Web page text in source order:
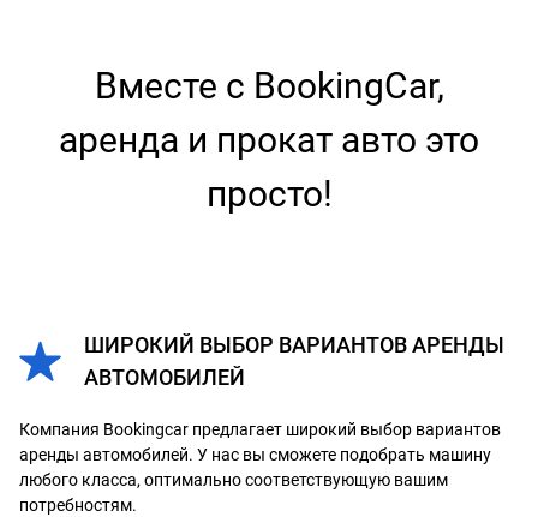
Вместе с BookingCar,
аренда и прокат авто это
просто!
ШИРОКИЙ ВЫБОР ВАРИАНТОВ АРЕНДЫ
АВТОМОБИЛЕЙ
Компания Bookingcar предлагает широкий выбор вариантов
аренды автомобилей. У нас вы сможете подобрать машину
любого класса, оптимально соответствующую вашим
потребностям.